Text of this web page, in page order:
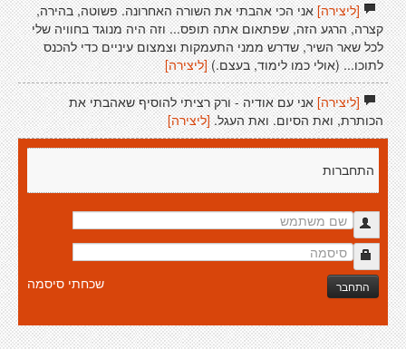
[ליצירה]אני הכי אהבתי את השורה האחרונה. פשוטה, בהירה,
קצרה, הרגע הזה, שפתאום אתה תופס... וזה היה מנוגד בחוויה שלי
לכל שאר השיר, שדרש ממני התעמקות וצמצום עיניים כדי להכנס
לתוכו... (אולי כמו לימוד, בעצם.) [ליצירה]
[ליצירה]אני עם אודיה - ורק רציתי להוסיף שאהבתי את
הכותרת, ואת הסיום. ואת העגל. [ליצירה]
התחברות
התחבר שכחתי סיסמה